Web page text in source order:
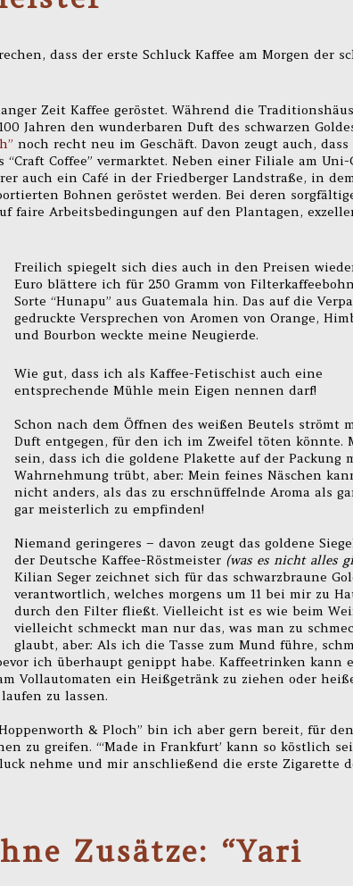
dass der erste Schluck Kaffee am Morgen der
Zeit Kaffee geröstet. Während die
Jahren den wunderbaren Duft des schwarzen
noch recht neu im Geschäft. Davon zeugt auch, dass
Coffee” vermarktet. Neben einer Filiale am Uni-
auch ein Café in der Friedberger Landstraße, in
Bohnen geröstet werden. Bei deren
faire Arbeitsbedingungen auf den Plantagen,
Freilich spiegelt sich dies auch in den Preisen
Euro blättere ich für 250 Gramm von
Sorte “Hunapu” aus Guatemala hin. Das auf die
gedruckte Versprechen von Aromen von Orange,
und Bourbon weckte meine Neugierde.
Wie gut, dass ich als Kaffee-Fetischist auch eine
entsprechende Mühle mein Eigen nennen darf!
Schon nach dem Öffnen des weißen Beutels strömt
Duft entgegen, für den ich im Zweifel töten könnte.
sein, dass ich die goldene Plakette auf der Packung
Wahrnehmung trübt, aber: Mein feines Näschen
nicht anders, als das zu erschnüffelnde Aroma als
gar meisterlich zu empfinden!
Niemand geringeres – davon zeugt das goldene
der Deutsche Kaffee-Röstmeister (was es nicht alles
Kilian Seger zeichnet sich für das schwarzbraune
verantwortlich, welches morgens um 11 bei mir zu
durch den Filter fließt. Vielleicht ist es wie beim
vielleicht schmeckt man nur das, was man zu
glaubt, aber: Als ich die Tasse zum Mund führe,
ich überhaupt genippt habe. Kaffeetrinken kann
Vollautomaten ein Heißgetränk zu ziehen oder
zu lassen.
& Ploch” bin ich aber gern bereit, für den
zu greifen. “‘Made in Frankfurt’ kann so köstlich
nehme und mir anschließend die erste Zigarette
Zusätze: “Yari